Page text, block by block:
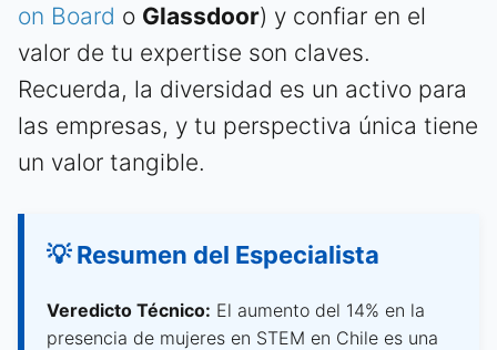
on Board o Glassdoor) y confiar en el
valor de tu expertise son claves.
Recuerda, la diversidad es un activo para
las empresas, y tu perspectiva única tiene
un valor tangible.
💡 Resumen del Especialista
Veredicto Técnico: El aumento del 14% en la
presencia de mujeres en STEM en Chile es una